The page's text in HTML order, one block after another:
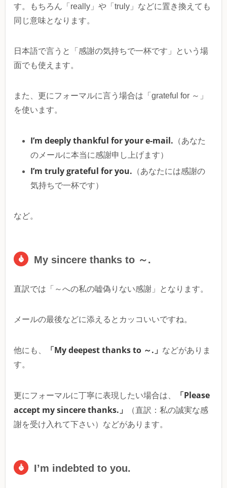
す。もちろん「really」や「truly」などに置き換えても
同じ意味となります。
日本語で言うと「感謝の気持ちで一杯です」という場
面でも使えます。
また、更にフォーマルに言う場合は「grateful for ～」
を使います。
I’m deeply thankful for your e-mail. （あなた
のメールに本当に感謝申し上げます）
I’m truly grateful for you. （あなたには感謝の
気持ちで一杯です）
など。
My sincere thanks to ～.
直訳では「～への私の嘘偽りない感謝」となります。
メールの最後などに添えるとカッコいいですね。
他にも、 「My deepest thanks to ～.」 などがありま
す。
更にフォーマルに丁寧に表現したい場合は、
「Please
accept my sincere thanks.」
（直訳：私の誠実な感
謝を受け入れて下さい）などがあります。
I’m indebted to you.